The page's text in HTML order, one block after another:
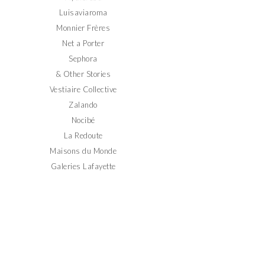
Luisaviaroma
Monnier Frères
Net a Porter
Sephora
& Other Stories
Vestiaire Collective
Zalando
Nocibé
La Redoute
Maisons du Monde
Galeries Lafayette